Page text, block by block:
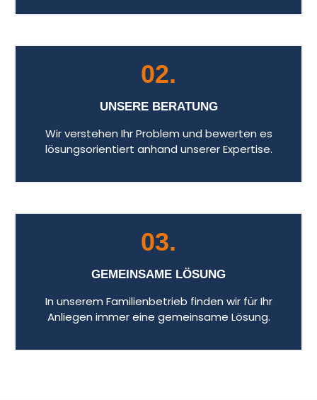
02.
UNSERE BERATUNG
Wir verstehen Ihr Problem und bewerten es
lösungsorientiert anhand unserer Expertise.
03.
GEMEINSAME LÖSUNG
In unserem Familienbetrieb finden wir für Ihr
Anliegen immer eine gemeinsame Lösung.